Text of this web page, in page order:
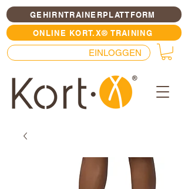
GEHIRNTRAINERPLATTFORM
ONLINE KORT.X® TRAINING
EINLOGGEN